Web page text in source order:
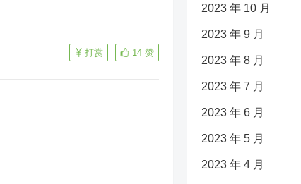
14 赞
打赏
2023 年 10 月
2023 年 9 月
2023 年 8 月
2023 年 7 月
2023 年 6 月
2023 年 5 月
2023 年 4 月